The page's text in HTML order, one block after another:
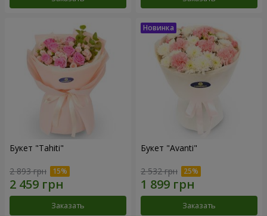
Букет "Tahiti"
2 893 грн
Заказать
Букет "Avanti"
2 532 грн
Заказать